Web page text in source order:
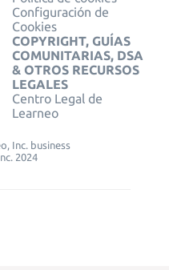
Configuración de
Cookies
COPYRIGHT, GUÍAS
COMUNITARIAS, DSA
& OTROS RECURSOS
LEGALES
Centro Legal de
Learneo
Inc. business
2024